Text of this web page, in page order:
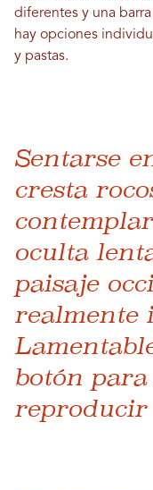
diferentes y una
hay opciones
y pastas.
Sentarse
cresta
oculta
paisaje
realmente
botón
reproducir